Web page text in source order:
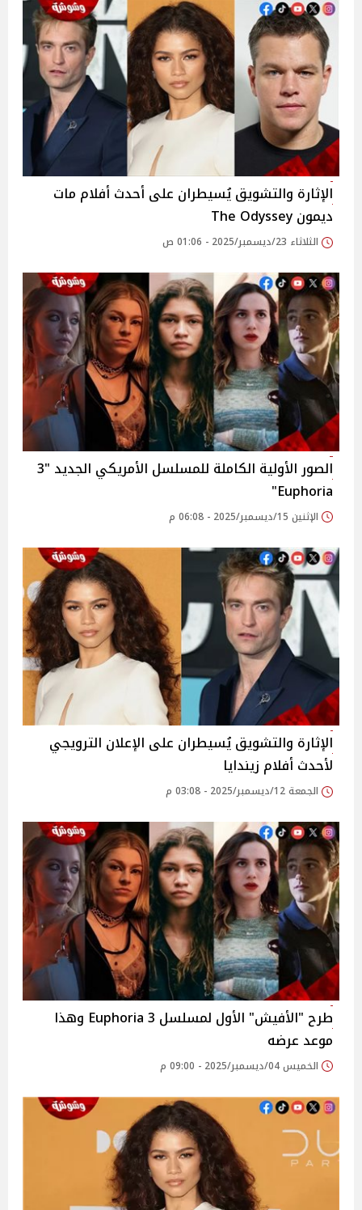
الإثارة والتشويق يُسيطران على أحدث أفلام مات
ديمون The Odyssey
الثلاثاء 23/ديسمبر/2025 - 01:06 ص
الصور الأولية الكاملة للمسلسل الأمريكي الجديد "3
Euphoria"
الإثنين 15/ديسمبر/2025 - 06:08 م
الإثارة والتشويق يُسيطران على الإعلان الترويجي
لأحدث أفلام زيندايا
الجمعة 12/ديسمبر/2025 - 03:08 م
طرح "الأفيش" الأول لمسلسل 3 Euphoria وهذا
موعد عرضه
الخميس 04/ديسمبر/2025 - 09:00 م